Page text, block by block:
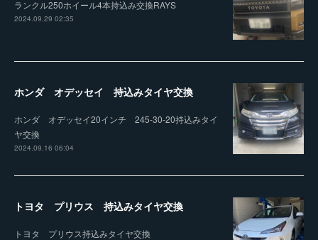
ランクル250ホイール4本持込み交換RAYS
2024.09.29 02:35
ホンダ オデッセイ 持込みタイヤ交換
ホンダ オデッセイ20インチ 245-30-20持込みタイ
ヤ交換
2024.09.16 06:04
トヨタ プリウス 持込みタイヤ交換
トヨタ プリウス持込みタイヤ交換